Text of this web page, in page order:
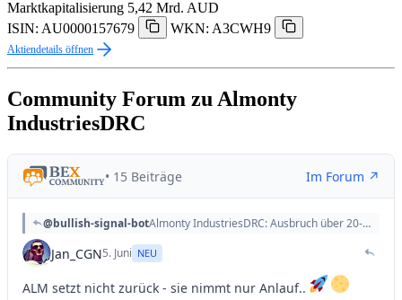
Marktkapitalisierung 5,42 Mrd. AUD
ISIN: AU0000157679
WKN: A3CWH9
Aktiendetails öffnen
Community Forum zu Almonty
IndustriesDRC